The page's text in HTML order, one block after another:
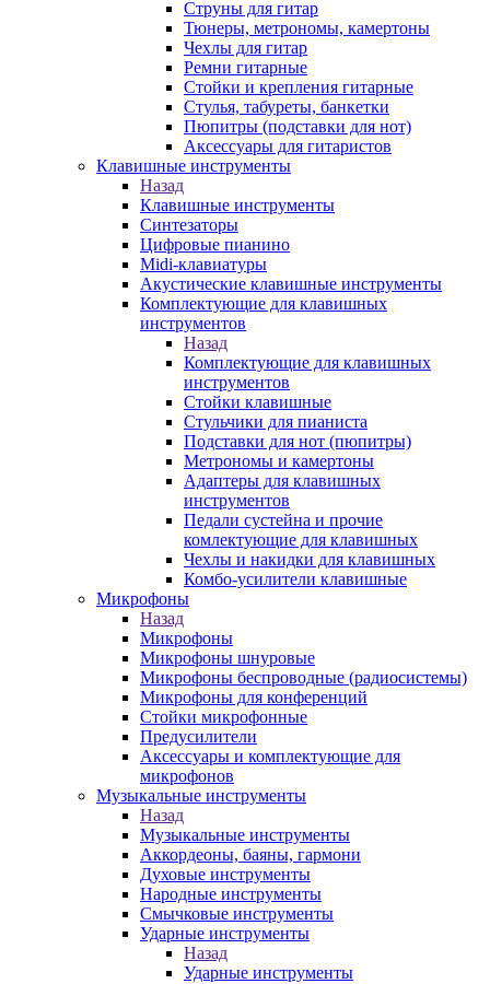
Струны для гитар
Тюнеры, метрономы, камертоны
Чехлы для гитар
Ремни гитарные
Стойки и крепления гитарные
Стулья, табуреты, банкетки
Пюпитры (подставки для нот)
Аксессуары для гитаристов
Клавишные инструменты
Назад
Клавишные инструменты
Синтезаторы
Цифровые пианино
Midi-клавиатуры
Акустические клавишные инструменты
Комплектующие для клавишных
инструментов
Назад
Комплектующие для клавишных
инструментов
Стойки клавишные
Стульчики для пианиста
Подставки для нот (пюпитры)
Метрономы и камертоны
Адаптеры для клавишных
инструментов
Педали сустейна и прочие
комлектующие для клавишных
Чехлы и накидки для клавишных
Комбо-усилители клавишные
Микрофоны
Назад
Микрофоны
Микрофоны шнуровые
Микрофоны беспроводные (радиосистемы)
Микрофоны для конференций
Стойки микрофонные
Предусилители
Аксессуары и комплектующие для
микрофонов
Музыкальные инструменты
Назад
Музыкальные инструменты
Аккордеоны, баяны, гармони
Духовые инструменты
Народные инструменты
Смычковые инструменты
Ударные инструменты
Назад
Ударные инструменты